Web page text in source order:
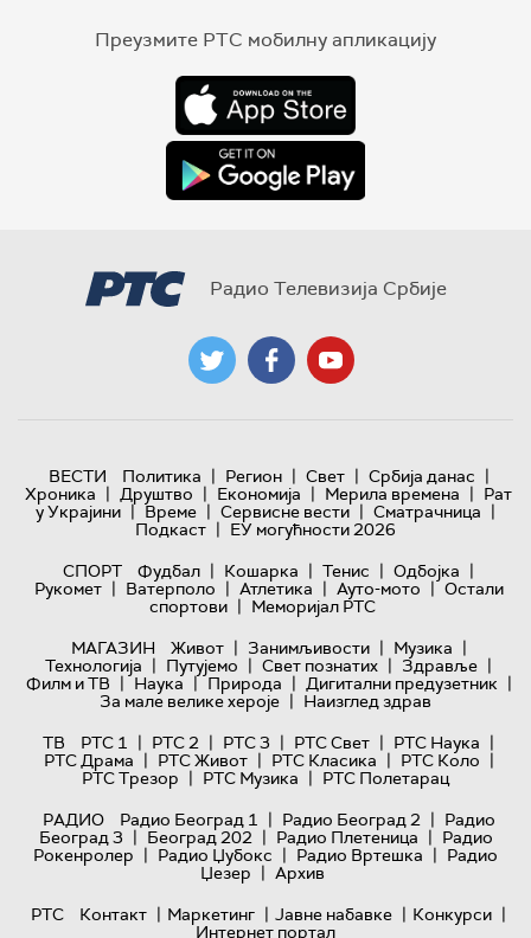
Преузмите РТС мобилну апликацију
Радио Телевизија Србије
ВЕСТИ Политика | Регион | Свет | Србија данас |
Хроника | Друштво | Економија | Мерила времена | Рат
у Украјини | Време | Сервисне вести | Сматрачница |
Подкаст | ЕУ могућности 2026
СПОРТ
Фудбал | Кошарка | Тенис | Одбојка |
Рукомет | Ватерполо | Атлетика | Ауто-мото | Остали
спортови | Меморијал РТС
МАГАЗИН
Живот | Занимљивости | Музика |
Технологијa | Путујемо | Свет познатих | Здравље |
Филм и ТВ | Наука | Природа | Дигитални предузетник |
За мале велике хероје | Наизглед здрав
ТВ
РТС 1 | РТС 2 | РТС 3 | РТС Свет | РТС Наука |
РТС Драма | РТС Живот | РТС Класика | РТС Коло |
РТС Трезор | РТС Музика | РТС Полетарац
РАДИО
Радио Београд 1 | Радио Београд 2 | Радио
Београд 3 | Београд 202 | Радио Плетеница | Радио
Рокенролер | Радио Џубокс | Радио Вртешка | Радио
Џезер | Архив
РТС
Контакт | Маркетинг | Јавне набавке | Конкурси |
Интернет портал